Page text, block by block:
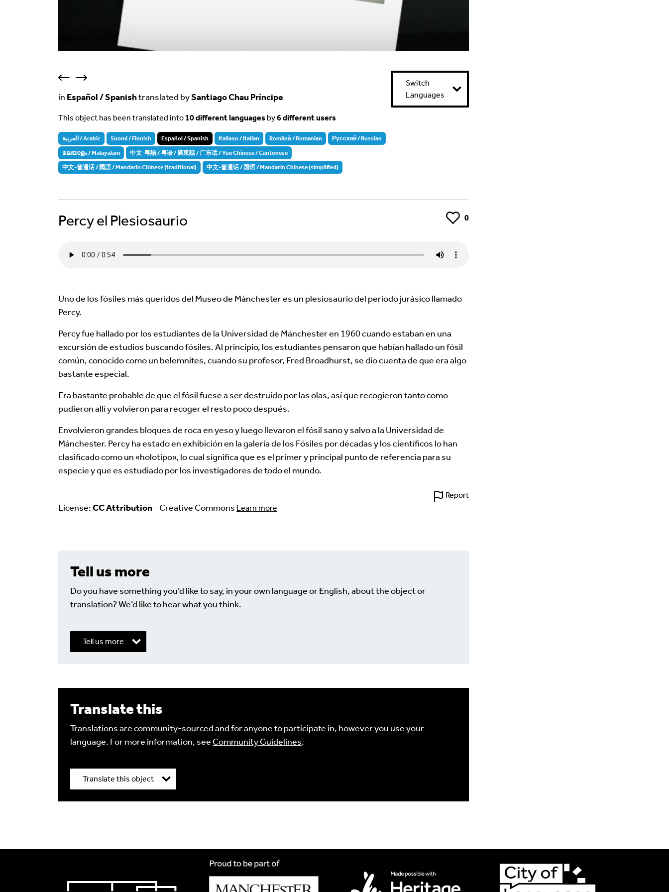
in Español / Spanishtranslated bySantiago Chau Príncipe
This object has been translated into 10 different languages by6 different users
العربية / Arabic Suomi / Finnish Español / Spanish Italiano / Italian Română / Romanian Русский / Russian
മലയാളം / Malayalam 中文-粵語 / 粤语 / 廣東話 / 广东话 / Yue Chinese / Cantonese
中文-普通话 / 國語 / Mandarin Chinese (traditional) 中文-普通话 / 国语 / Mandarin Chinese (simplified)
Switch
Languages
Percy el Plesiosaurio Like 0
Uno de los fósiles más queridos del Museo de Mánchester es un plesiosaurio del periodo jurásico llamado
Percy.
Percy fue hallado por los estudiantes de la Universidad de Mánchester en 1960 cuando estaban en una
excursión de estudios buscando fósiles. Al principio, los estudiantes pensaron que habían hallado un fósil
común, conocido como un belemnites, cuando su profesor, Fred Broadhurst, se dio cuenta de que era algo
bastante especial.
Era bastante probable de que el fósil fuese a ser destruido por las olas, así que recogieron tanto como
pudieron allí y volvieron para recoger el resto poco después.
Envolvieron grandes bloques de roca en yeso y luego llevaron el fósil sano y salvo a la Universidad de
Mánchester. Percy ha estado en exhibición en la galería de los Fósiles por décadas y los científicos lo han
clasificado como un «holotipo», lo cual significa que es el primer y principal punto de referencia para su
especie y que es estudiado por los investigadores de todo el mundo.
Report
License:CC Attribution- Creative Commons Learn more
Tell us more
Do you have something you’d like to say, in your own language or English, about the object or
translation? We’d like to hear what you think.
Tell us more
Write a Reply or Comment
Your Comment
Image Comment
Translate this
Translations are community-sourced and for anyone to participate in, however you use your
language. For more information, see Community Guidelines.
Translate this object
Translation Language*